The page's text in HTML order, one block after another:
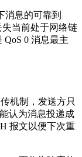
消息的可靠到
当前处于网络链
0 消息最主
机制，发送方只
认为消息投递成
报文以便下次重